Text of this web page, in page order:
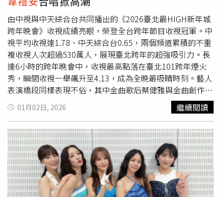
供）底妝部分，1028的Dew Block!超保濕UV水潤校色飾底
乳EX，將重點放在「校色＋保濕＋服貼」！質地偏水感乳
液狀，延展度高，不會在肌膚表面結膜卡紋，淡藍、裸粉、
柔膚、嫩紫的四色校色能實際修正暗沉、蠟黃或泛紅問題，
讓後續粉底顏色更乾淨，光是單擦就能讓膚色看起來均勻，
是那種妝前就先把膚況整理好的類型。1028 Dew Block!超
保濕UV水潤校色飾底乳EX／290元（圖／品牌提供）另外
底妝控也不能錯過INTEGRATE高人氣的#發光小奶瓶-光透無
瑕美肌粉底液！訴求高遮瑕但粉感低，利用獨家球狀粉體技
術讓粉底薄擦就能輕鬆修飾毛孔與膚色不均，再加上內含積
雪草與玻尿酸的養膚配方，妝感偏水光奶油肌，即使用指腹
直接上妝也能服貼、不厚重。INTEGRATE光透無瑕美肌粉
底液／529元（圖／品牌提供）眼妝部分，1028「時光機印
花限量眼彩盤」主打實用配色與粉質表現，眼影粉體細、貼
膚度高，霧面色不飛粉、珠光色服貼不顯眼皮紋路，日常單
色疊擦就能完成完整眼妝。不管是大地摩卡色調的#喫茶館
由中視與中天綜合台共同播出的《2026臺北最HIGH新年城
跨年晚會》收視成績亮眼，榮登全台跨年節目收視冠軍。中
視平均收視達1.78、中天綜合台0.65，兩個頻道累積的不重
複收視人次超過530萬人，展現臺北跨年的超強吸引力。長
達6小時的跨年晚會中，收視最高點落在臺北101跨年煙火
秀，瞬間收視一舉飆升至4.13，成為全晚最吸睛時刻。藝人
表演橋段同樣表現不俗，其中金曲歌后蔡健雅與金曲創作才
子 韋禮安跨界合唱〈拋物線〉，雙金美聲聯手，創下2.62的
高收視；影視歌三棲全能歌后李千娜演唱〈望月想愛人〉
時，收視也達2.49，成功擄獲觀眾目光。台北跨年收視最高
點落在101跨年煙火秀，瞬間收視一舉飆升至4.13。（圖／
侯世駿攝）除了電視播出，2026臺北跨年晚會也同步進行
全程網路直播。臺北市政府YouTube頻道直播影片於一天內
累積觀看次數超過332萬，最高同時在線人數達26萬；中視
新聞YouTube頻道觀看次數達245萬，中時新聞網YouTube
01月02日, 2026 繼續閱讀